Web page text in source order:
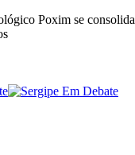
Poxim se